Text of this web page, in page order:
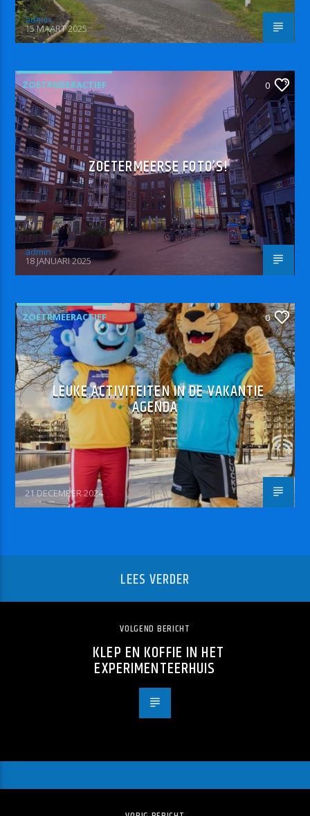
admin
15 MAART 2025
ZOETRMEERACTIEF 0
ZOETERMEERSE FOTO’S!
admin
18 JANUARI 2025
ZOETRMEERACTIEF 0
LEUKE ACTIVITEITEN IN DE VAKANTIE
AGENDA
21 DECEMBER 2024
LEES VERDER
VOLGEND BERICHT
KLEP EN KOFFIE IN HET
EXPERIMENTEERHUIS